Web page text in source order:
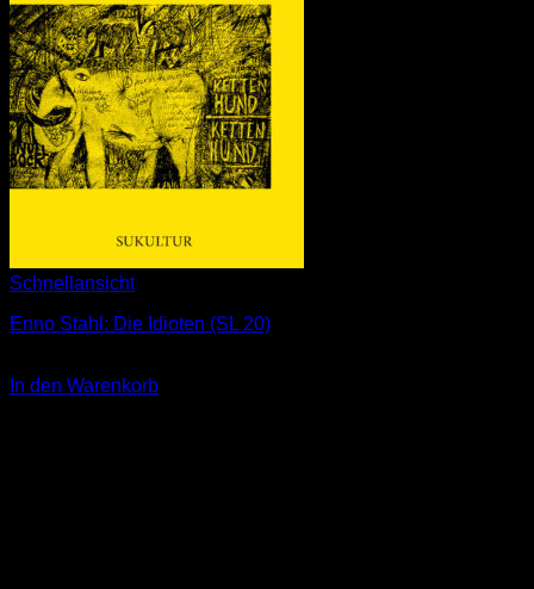
Schnellansicht
Enno Stahl: Die Idioten (SL 20)
In den Warenkorb